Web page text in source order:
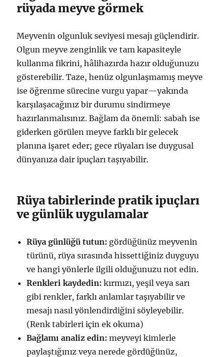
rüyada meyve görmek
Meyvenin olgunluk seviyesi mesajı güçlendirir.
Olgun meyve zenginlik ve tam kapasiteyle
kullanma fikrini, hâlihazırda hazır olduğunuzu
gösterebilir. Taze, henüz olgunlaşmamış meyve
ise öğrenme sürecine vurgu yapar—yakında
karşılaşacağınız bir durumu sindirmeye
hazırlanmalısınız. Bağlam da önemli: sabah ise
giderken görülen meyve farklı bir gelecek
planına işaret eder; gece rüyaları ise duygusal
dünyanıza dair ipuçları taşıyabilir.
Rüya tabirlerinde pratik ipuçları
ve günlük uygulamalar
Rüya günlüğü tutun: gördüğünüz meyvenin
türünü, rüya sırasında hissettiğiniz duyguyu
ve hangi yönlerle ilgili olduğunuzu not edin.
Renkleri kaydedin: kırmızı, yeşil veya sarı
gibi renkler, farklı anlamlar taşıyabilir ve
mesajı nasıl yönlendirdiğini söyleyebilir.
(Renk tabirleri için ek okuma)
Bağlamı analiz edin: meyveyi kimlerle
paylaştığınız veya nerede gördüğünüz,